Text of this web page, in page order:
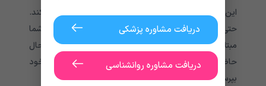
این دارو ممکن است تنفس بیمار را کند یا آن را کم عمق کند.
حتی می تواند میزان اکسیژن در خون را کاهش دهد. اگر شما
مبتلا بهمیاستنی گراویسهستید، ممکن است در حال
حاضر سطح اکسیژن کمتری داشته باشید. از پزشک خود
بپرسید که آیا این دارو برای شما بی خطر است یا خیر.
دریافت مشاوره پزشکی
دریافت مشاوره روانشناسی